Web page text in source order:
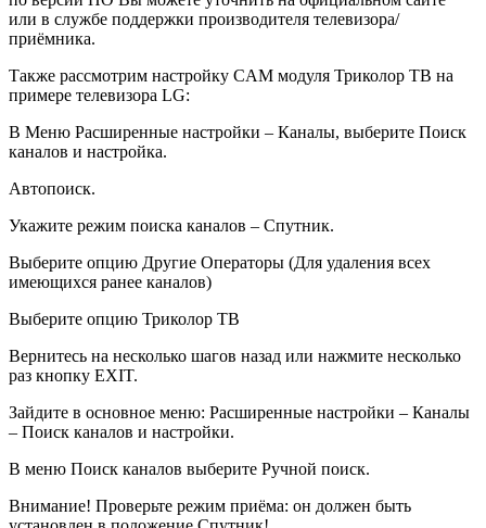
или в службе поддержки производителя телевизора/
приёмника.
Также рассмотрим настройку CAM модуля Триколор ТВ на
примере телевизора LG:
В Меню Расширенные настройки – Каналы, выберите Поиск
каналов и настройка.
Автопоиск.
Укажите режим поиска каналов – Спутник.
Выберите опцию Другие Операторы (Для удаления всех
имеющихся ранее каналов)
Выберите опцию Триколор ТВ
Вернитесь на несколько шагов назад или нажмите несколько
раз кнопку EXIT.
Зайдите в основное меню: Расширенные настройки – Каналы
– Поиск каналов и настройки.
В меню Поиск каналов выберите Ручной поиск.
Внимание! Проверьте режим приёма: он должен быть